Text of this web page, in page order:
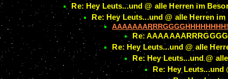
Re: Hey Leuts...und @ alle Herren im
Re: Hey Leuts...und @ alle Herren
Re:
Re: Hey Leuts...und @ alle
Re: Hey Leuts...und @
Re: Hey Leuts...und